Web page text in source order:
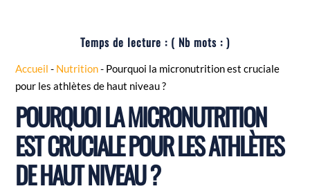
Temps de lecture : ( Nb mots : )
Accueil - Nutrition- Pourquoi la micronutrition est cruciale
pour les athlètes de haut niveau ?
POURQUOI LA MICRONUTRITION
EST CRUCIALE POUR LES ATHLÈTES
DE HAUT NIVEAU ?